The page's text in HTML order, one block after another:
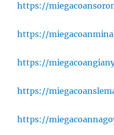
https://
https://
https://
https://
https://